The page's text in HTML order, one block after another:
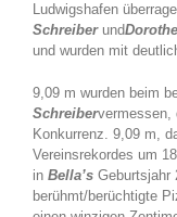
Ludwigshafen
Schreiberund
und wurden mit
9,09 m wurden beim
Schreibervermessen,
Konkurrenz. 9,09 m,
Vereinsrekordes um
in Bella’s Geburtsjahr
berühmt/berüchtigte